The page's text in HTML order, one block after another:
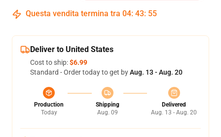
Questa vendita termina tra 04: 43: 54
Deliver to United States
Cost to ship:$6.99
Standard - Order today to get byAug. 13 - Aug. 20
Production
Today
Shipping
Aug. 09
Delivered
Aug. 13 - Aug. 20